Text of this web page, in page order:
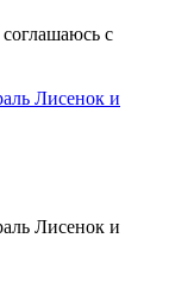
с
Лисенок и
Лисенок и